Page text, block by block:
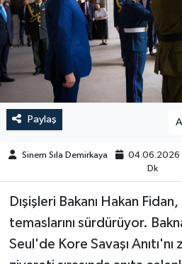
Paylaş A
Sinem Sıla Demirkaya 04.06.2026
Dk
Dışişleri Bakanı Hakan
temaslarını sürdürüyor.
Seul'de Kore Savaşı